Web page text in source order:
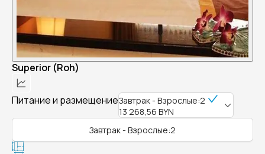
Superior (Roh)
Питание и размещениеЗавтрак - Взрослые:2
13 268,56 BYN
Завтрак - Взрослые:2